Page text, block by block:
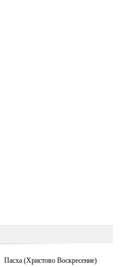
Пасха (Христово Воскресение)